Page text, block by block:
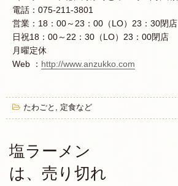
電話：075-211-3801
営業：18：00～23：00（LO）23：30閉店
日祝18：00～22：30（LO）23：00閉店
月曜定休
Web ： http://www.anzukko.com
たわごと , 定食など
塩ラーメン
は、売り切れ